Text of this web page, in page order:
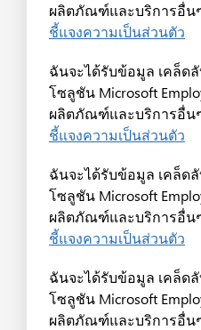
ผลิตภัณฑ์และบริการอื่น
ชี้แจงความเป็นส่วนตัว
ฉันจะได้รับข้อมูล เคล็ด
โซลูชัน Microsoft
ผลิตภัณฑ์และบริการอื่น
ชี้แจงความเป็นส่วนตัว
ฉันจะได้รับข้อมูล เคล็ด
โซลูชัน Microsoft
ผลิตภัณฑ์และบริการอื่น
ชี้แจงความเป็นส่วนตัว
ฉันจะได้รับข้อมูล เคล็ด
โซลูชัน Microsoft
ผลิตภัณฑ์และบริการอื่น